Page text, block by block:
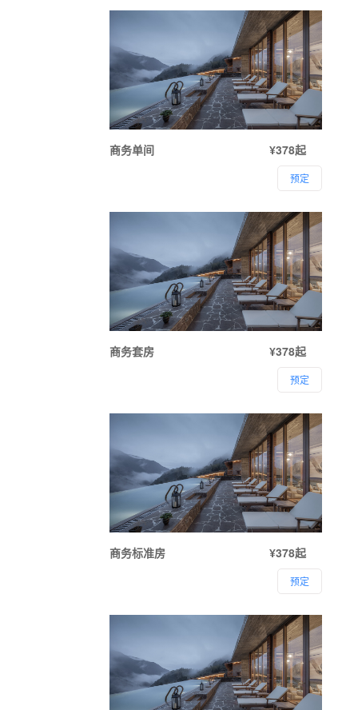
商务单间 ¥378起
预定
商务套房 ¥378起
预定
商务标准房 ¥378起
预定